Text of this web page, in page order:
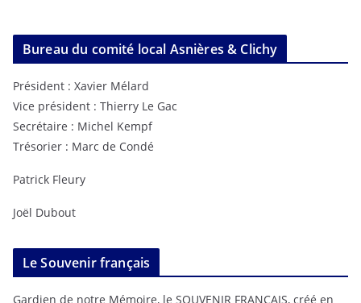
Bureau du comité local Asnières & Clichy
Président : Xavier Mélard
Vice président : Thierry Le Gac
Secrétaire : Michel Kempf
Trésorier : Marc de Condé
Patrick Fleury
Joël Dubout
Le Souvenir français
Gardien de notre Mémoire, le SOUVENIR FRANÇAIS, créé en